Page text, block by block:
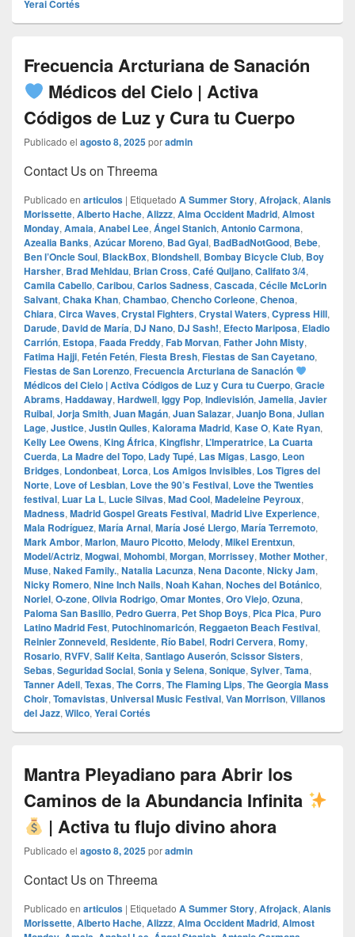
Yerai Cortés
Frecuencia Arcturiana de Sanación
Médicos del Cielo | Activa
Códigos de Luz y Cura tu Cuerpo
Publicado el agosto 8, 2025poradmin
Contact Us on Threema
Publicado en articulos | Etiquetado A Summer Story, Afrojack, Alanis
Morissette, Alberto Hache, Alizzz, Alma Occident Madrid, Almost
Monday, Amaia, Anabel Lee, Ángel Stanich, Antonio Carmona,
Azealia Banks, Azúcar Moreno, Bad Gyal, BadBadNotGood, Bebe,
Ben l’Oncle Soul, BlackBox, Blondshell, Bombay Bicycle Club, Boy
Harsher, Brad Mehldau, Brian Cross, Café Quijano, Califato 3/4,
Camila Cabello, Caribou, Carlos Sadness, Cascada, Cécile McLorin
Salvant, Chaka Khan, Chambao, Chencho Corleone, Chenoa,
Chiara, Circa Waves, Crystal Fighters, Crystal Waters, Cypress Hill,
Darude, David de María, DJ Nano, DJ Sash!, Efecto Mariposa, Eladio
Carrión, Estopa, Faada Freddy, Fab Morvan, Father John Misty,
Fatima Hajji, Fetén Fetén, Fiesta Bresh, Fiestas de San Cayetano,
Fiestas de San Lorenzo, Frecuencia Arcturiana de Sanación
Médicos del Cielo | Activa Códigos de Luz y Cura tu Cuerpo, Gracie
Abrams, Haddaway, Hardwell, Iggy Pop, Indievisión, Jamelia, Javier
Ruibal, Jorja Smith, Juan Magán, Juan Salazar, Juanjo Bona, Julian
Lage, Justice, Justin Quiles, Kalorama Madrid, Kase O, Kate Ryan,
Kelly Lee Owens, King África, Kingfishr, L’Imperatrice, La Cuarta
Cuerda, La Madre del Topo, Lady Tupé, Las Migas, Lasgo, Leon
Bridges, Londonbeat, Lorca, Los Amigos Invisibles, Los Tigres del
Norte, Love of Lesbian, Love the 90’s Festival, Love the Twenties
festival, Luar La L, Lucie Silvas, Mad Cool, Madeleine Peyroux,
Madness, Madrid Gospel Greats Festival, Madrid Live Experience,
Mala Rodríguez, María Arnal, María José Llergo, María Terremoto,
Mark Ambor, Marlon, Mauro Picotto, Melody, Mikel Erentxun,
Model/Actriz, Mogwai, Mohombi, Morgan, Morrissey, Mother Mother,
Muse, Naked Family., Natalia Lacunza, Nena Daconte, Nicky Jam,
Nicky Romero, Nine Inch Nails, Noah Kahan, Noches del Botánico,
Noriel, O‑zone, Olivia Rodrigo, Omar Montes, Oro Viejo, Ozuna,
Paloma San Basilio, Pedro Guerra, Pet Shop Boys, Pica Pica, Puro
Latino Madrid Fest, Putochinomaricón, Reggaeton Beach Festival,
Reinier Zonneveld, Residente, Río Babel, Rodri Cervera, Romy,
Rosario, RVFV, Salif Keita, Santiago Auserón, Scissor Sisters,
Sebas, Seguridad Social, Sonia y Selena, Sonique, Sylver, Tama,
Tanner Adell, Texas, The Corrs, The Flaming Lips, The Georgia Mass
Choir, Tomavistas, Universal Music Festival, Van Morrison, Villanos
del Jazz, Wilco, Yerai Cortés
Mantra Pleyadiano para Abrir los
Caminos de la Abundancia Infinita
| Activa tu flujo divino ahora
Publicado el agosto 8, 2025poradmin
Contact Us on Threema
Publicado en articulos | Etiquetado A Summer Story, Afrojack, Alanis
Morissette, Alberto Hache, Alizzz, Alma Occident Madrid, Almost